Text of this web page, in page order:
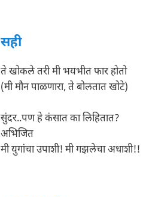
सही
ते खोकले तरी मी भयभीत फार होतो
(मी मौन पाळणारा, ते बोलतात खोटे)
सुंदर..पण हे कंसात का लिहितात?
अभिजित
मी युगांचा उपाशी! मी गझलेचा अधाशी!!